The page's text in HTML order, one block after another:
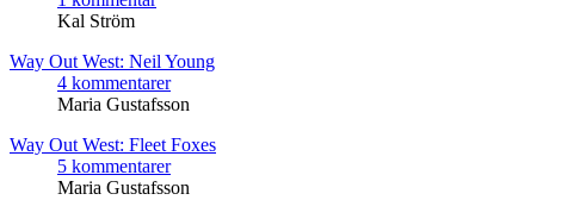
Kal Ström
Way Out West: Neil Young
4 kommentarer
Maria Gustafsson
Way Out West: Fleet Foxes
5 kommentarer
Maria Gustafsson